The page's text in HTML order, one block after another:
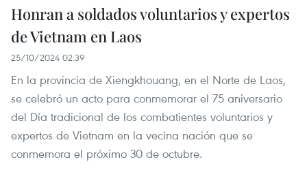
Honran a soldados voluntarios y expertos
de Vietnam en Laos
25/10/2024 02:39
En la provincia de Xiengkhouang, en el Norte de Laos,
se celebró un acto para conmemorar el 75 aniversario
del Día tradicional de los combatientes voluntarios y
expertos de Vietnam en la vecina nación que se
conmemora el próximo 30 de octubre.